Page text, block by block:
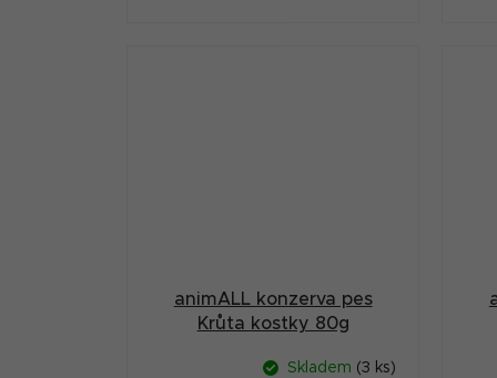
nízkých teplotách v omáčce s
animALL konzerva pes
Krůta kostky 80g
Skladem (3 ks)